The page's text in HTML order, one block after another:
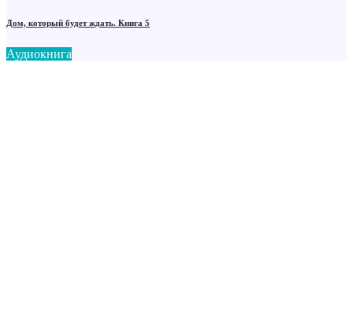
Дом, который будет ждать. Книга 5
Аудиокнига